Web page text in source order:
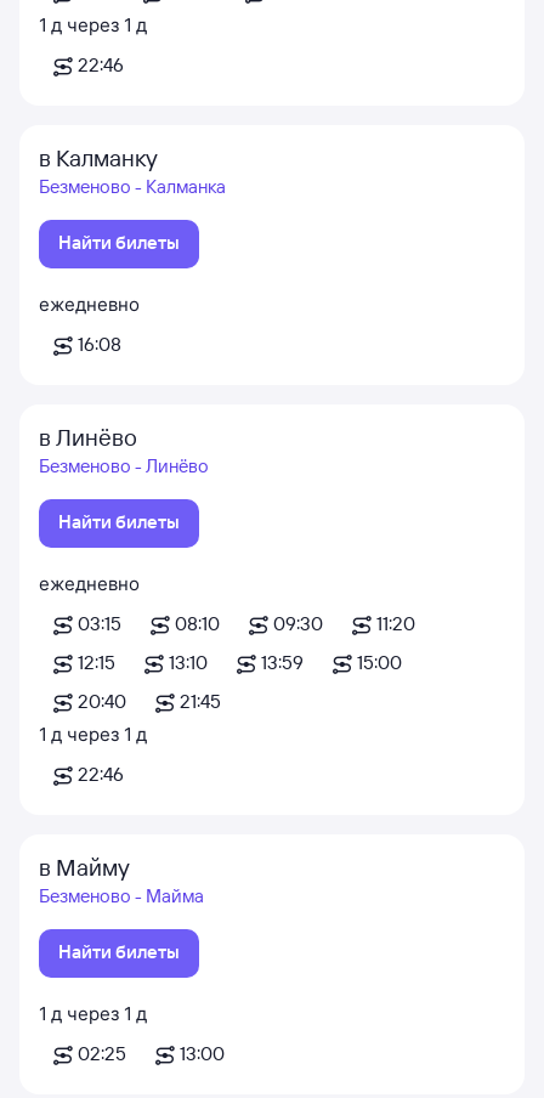
1 д через 1 д
22:46
в Калманку
Безменово - Калманка
Найти билеты
ежедневно
16:08
в Линёво
Безменово - Линёво
Найти билеты
ежедневно
03:15
08:10 09:30
11:20
12:15
13:10 13:59
15:00
20:40
21:45
1 д через 1 д
22:46
в Майму
Безменово - Майма
Найти билеты
1 д через 1 д
02:25
13:00